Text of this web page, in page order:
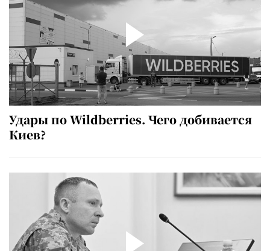
Удары по Wildberries. Чего добивается
Киев?